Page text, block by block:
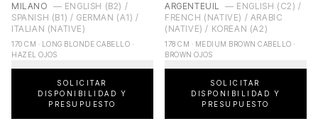
MILANO — ENGLISH (B2) /
SPANISH (B1) / GERMAN (A1) /
ITALIAN (NATIVE)
170 CM · LONG BLONDE CABELLO ·
HAZEL OJOS
SOLICITAR
DISPONIBILIDAD Y
PRESUPUESTO
ARGENTEUIL — ENGLISH (C2) /
FRENCH (NATIVE) / ARABIC
(NATIVE) / KOREAN (A2)
178 CM · MEDIUM BROWN CABELLO ·
BROWN OJOS
SOLICITAR
DISPONIBILIDAD Y
PRESUPUESTO